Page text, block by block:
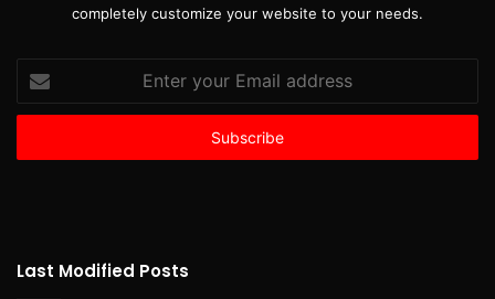
completely customize your website to your needs.
your
Email
Last Modified Posts